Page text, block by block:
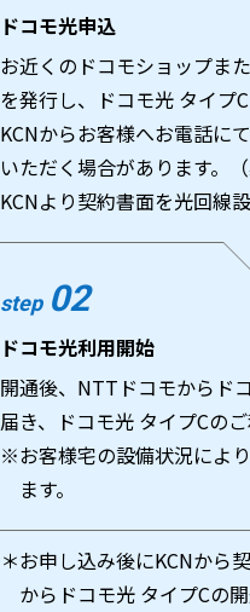
ドコモ光申込
お近くのドコモショップま
を発行し、ドコモ光 タイプ
KCNからお客様へお電話に
いただく場合があります。
KCNより契約書面を光回線
step 02
ドコモ光利用開始
開通後、NTTドコモからド
届き、ドコモ光 タイプCの
※お客様宅の設備状況によ
ます。
＊お申し込み後にKCNから
からドコモ光 タイプCの